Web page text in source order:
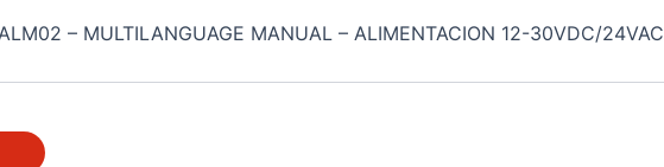
– MULTILANGUAGE MANUAL – ALIMENTACION 12-30VDC/24VAC